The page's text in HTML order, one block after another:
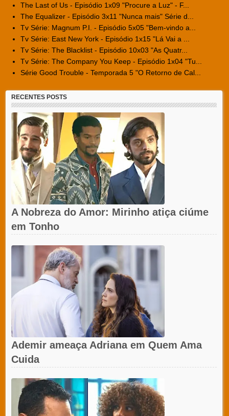
The Last of Us - Episódio 1x09 "Procure a Luz" - F...
The Equalizer - Episódio 3x11 "Nunca mais" Série d...
Tv Série: Magnum P.I. - Episódio 5x05 "Bem-vindo a...
Tv Série: East New York - Episódio 1x15 "Lá Vai a ...
Tv Série: The Blacklist - Episódio 10x03 "As Quatr...
Tv Série: The Company You Keep - Episódio 1x04 "Tu...
Série Good Trouble - Temporada 5 "O Retorno de Cal...
RECENTES POSTS
A Nobreza do Amor: Mirinho atiça ciúme
em Tonho
Ademir ameaça Adriana em Quem Ama
Cuida